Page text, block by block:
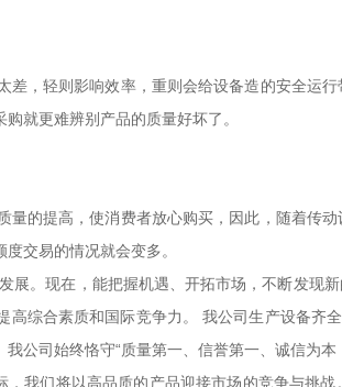
轻则影响效率，重则会给设备造的安全运
就更难辨别产品的质量好坏了。
的提高，使消费者放心购买，因此，随着传
交易的情况就会变多。
。现在，能把握机遇、开拓市场，不断发现
综合素质和国际竞争力。 我公司生产设备齐
公司始终恪守“质量第一、信誉第一、诚信为
我们将以高品质的产品迎接市场的竞争与挑